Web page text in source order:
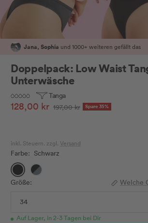
Jana, Sophia und 1000+ weiteren gefällt das
Doppelpack: Low Waist
Unterwäsche
Tanga
Angebotspreis
128,00 kr Regulärer
197,00 kr Spare 35%
inkl. Steuern. zzgl. Versand
Farbe: Schwarz
SchwarzSchwarz/Misty
Blue
Größe: Welche
34
Auf Lager, in 2-3 Tagen bei Dir